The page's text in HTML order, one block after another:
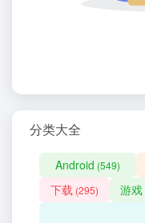
分类大全
Android (549)
下载 (295) 游戏